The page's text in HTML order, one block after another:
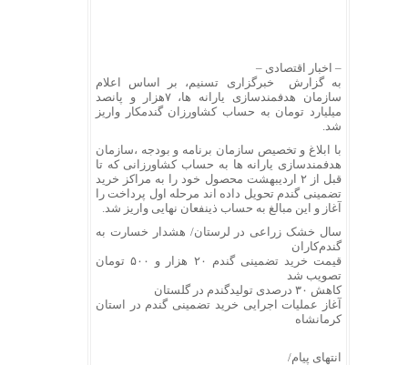
– اخبار اقتصادی –
به گزارش خبرگزاری تسنیم، بر اساس اعلام
سازمان هدفمندسازی یارانه ها، ٧هزار و پانصد
میلیارد تومان به حساب کشاورزان گندمکار واریز
شد.
با ابلاغ و تخصیص سازمان برنامه و بودجه ،سازمان
هدفمندسازی یارانه ها به حساب کشاورزانی که تا
قبل از ٢ اردیبهشت محصول خود را به مراکز خرید
تضمینی گندم تحویل داده اند مرحله اول پرداخت را
آغاز و این مبالغ به حساب ذینفعان نهایی واریز شد.
سال خشک زراعی در لرستان/ هشدار خسارت به
گندم‌کاران
قیمت خرید تضمینی گندم ۲۰ هزار و ۵۰۰ تومان
تصویب شد
کاهش ۳۰ درصدی تولیدگندم در گلستان
آغاز عملیات اجرایی خرید تضمینی گندم در استان
کرمانشاه
انتهای پیام/